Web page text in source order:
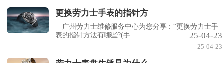
更换劳力士手表的指针方
广州劳力士维修服务中心为您分享：“更换劳力士手
表的指针方法有哪些?(手......
25-04-23
25-04-23